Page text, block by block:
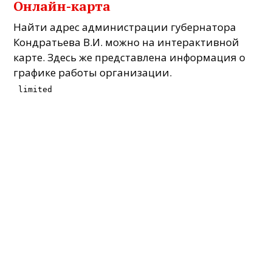
Онлайн-карта
Найти адрес администрации губернатора
Кондратьева В.И. можно на интерактивной
карте. Здесь же представлена информация о
графике работы организации.